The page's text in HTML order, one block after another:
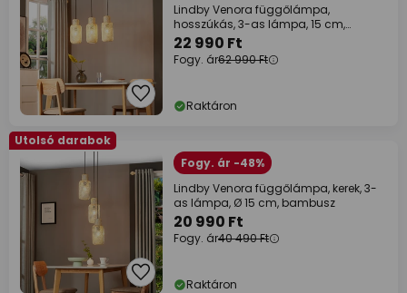
Lindby Venora függőlámpa,
hosszúkás, 3-as lámpa, 15 cm,
bambusz
22 990 Ft
Fogy. ár62 990 Ft
Raktáron
Utolsó darabok
Fogy. ár -48%
Lindby Venora függőlámpa, kerek, 3-
as lámpa, Ø 15 cm, bambusz
20 990 Ft
Fogy. ár40 490 Ft
Raktáron